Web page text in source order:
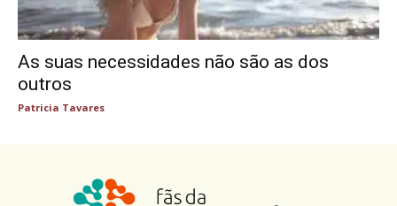
As suas necessidades não são as dos
outros
Patricia Tavares